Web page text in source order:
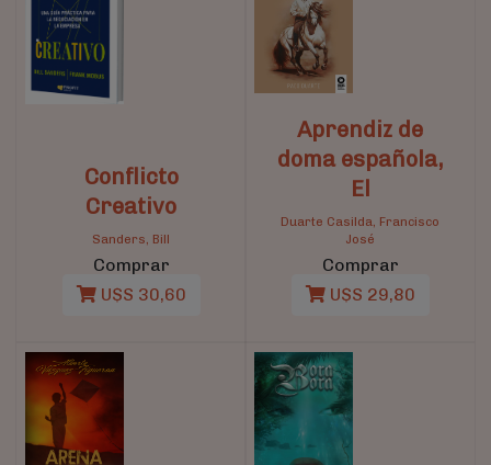
Conflicto
Creativo
Sanders, Bill
Comprar
U$S 30,60
Aprendiz de
doma española,
El
Duarte Casilda, Francisco
José
Comprar
U$S 29,80